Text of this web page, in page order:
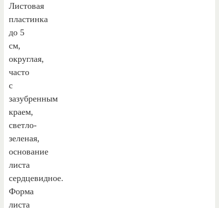
Листовая
пластинка
до 5
см,
округлая,
часто
с
зазубренным
краем,
светло-
зеленая,
основание
листа
сердцевидное.
Форма
листа